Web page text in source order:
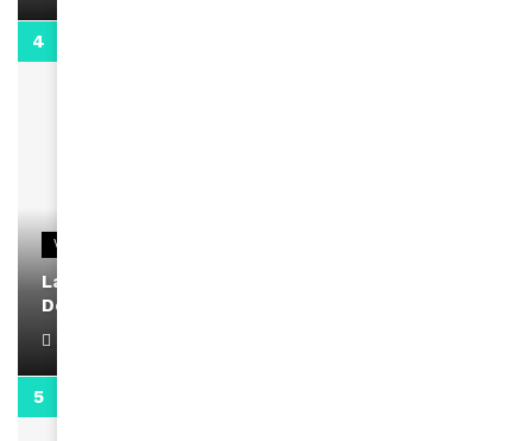
VIDEOS
La rubrique santé speciale coronavirus du
Docteur Makanda